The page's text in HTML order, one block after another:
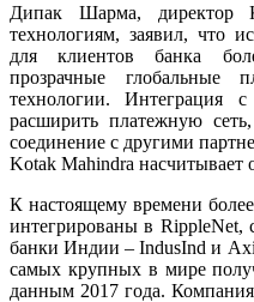
Дипак Шарма, директор
технологиям, заявил, что
для клиентов банка
прозрачные глобальные
технологии. Интеграция
расширить платежную
соединение с другими
Kotak Mahindra насчитывает
К настоящему времени
интегрированы в RippleNet,
банки Индии – IndusInd и
самых крупных в мире
данным 2017 года.